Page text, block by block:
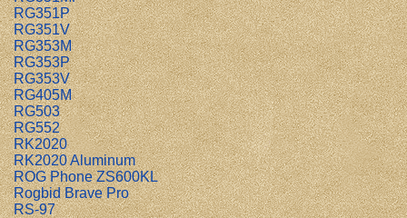
RG351P
RG351V
RG353M
RG353P
RG353V
RG405M
RG503
RG552
RK2020
RK2020 Aluminum
ROG Phone ZS600KL
Rogbid Brave Pro
RS-97